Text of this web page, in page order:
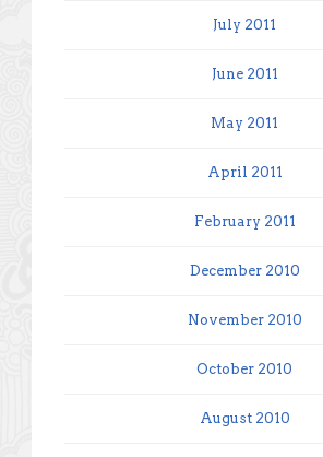
July 2011
June 2011
May 2011
April 2011
February 2011
December 2010
November 2010
October 2010
August 2010